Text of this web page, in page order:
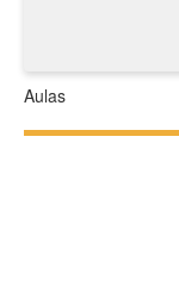
Aulas